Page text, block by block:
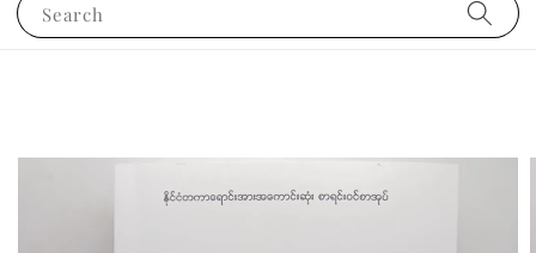
Search